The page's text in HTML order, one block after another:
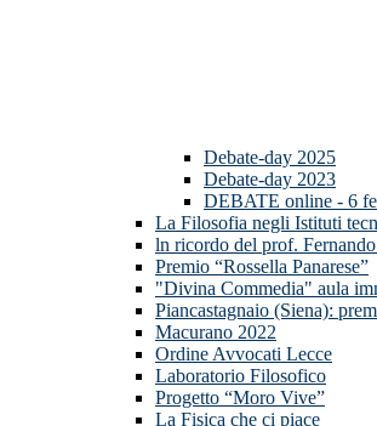
Debate-day 2025
Debate-day 2023
DEBATE online - 6
La Filosofia negli Istituti
ln ricordo del prof.
Premio “Rossella Panarese”
"Divina Commedia" aula
Piancastagnaio (Siena):
Macurano 2022
Ordine Avvocati Lecce
Laboratorio Filosofico
Progetto “Moro Vive”
La Fisica che ci piace